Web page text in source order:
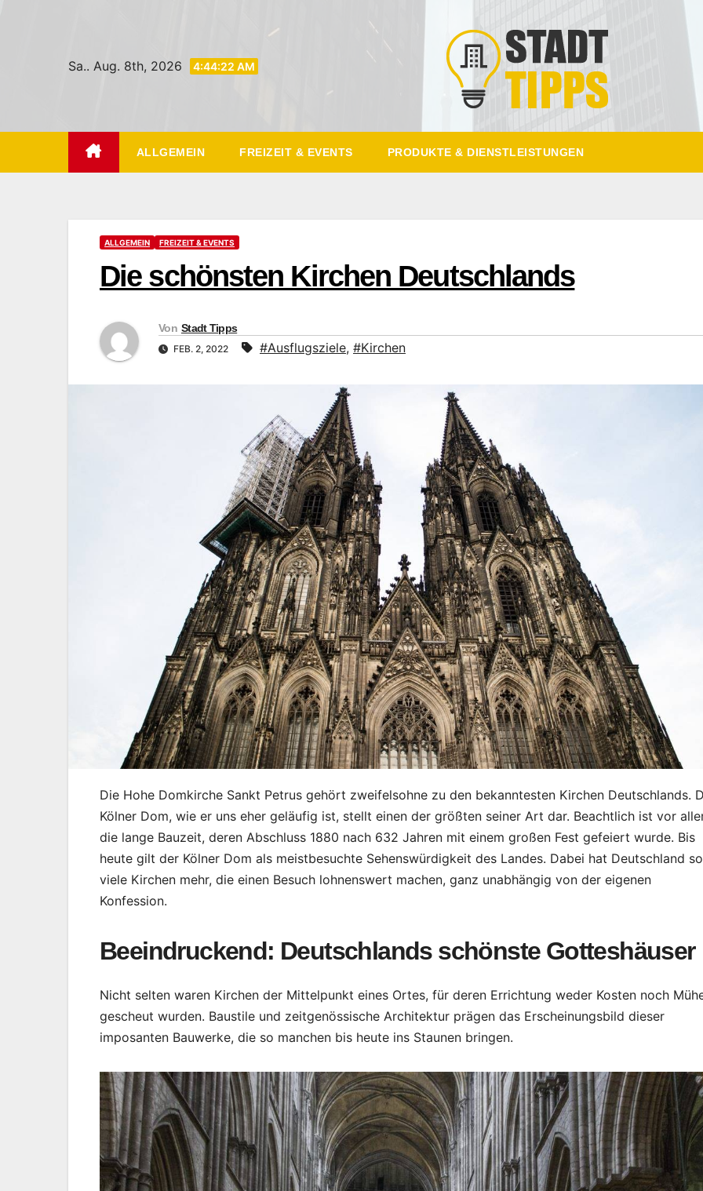
Sa.. Aug. 8th, 2026 4:44:23 AM
ALLGEMEIN FREIZEIT & EVENTS PRODUKTE & DIENSTLEISTUNGEN
ALLGEMEIN FREIZEIT & EVENTS
Die schönsten Kirchen Deutschlands
Von Stadt Tipps
FEB. 2, 2022 #Ausflugsziele, #Kirchen
Die Hohe Domkirche Sankt Petrus gehört zweifelsohne zu den bekanntesten Kirchen Deutschlands.
Kölner Dom, wie er uns eher geläufig ist, stellt einen der größten seiner Art dar. Beachtlich ist vor
die lange Bauzeit, deren Abschluss 1880 nach 632 Jahren mit einem großen Fest gefeiert wurde. Bis
heute gilt der Kölner Dom als meistbesuchte Sehenswürdigkeit des Landes. Dabei hat Deutschland so
viele Kirchen mehr, die einen Besuch lohnenswert machen, ganz unabhängig von der eigenen
Konfession.
Beeindruckend: Deutschlands schönste Gotteshäuser
Nicht selten waren Kirchen der Mittelpunkt eines Ortes, für deren Errichtung weder Kosten noch
gescheut wurden. Baustile und zeitgenössische Architektur prägen das Erscheinungsbild dieser
imposanten Bauwerke, die so manchen bis heute ins Staunen bringen.
ALLGEMEIN
Wartezeiten
adé: So läuft
Diagnostik
jetzt ohne
Verzögerung
ab
TRAVEL
Mit
durch
Täler –
abseits
e